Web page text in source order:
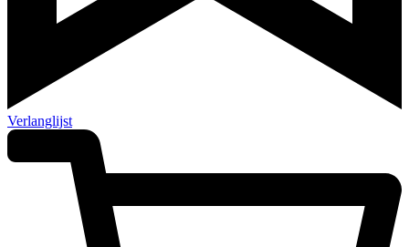
Verlanglijst